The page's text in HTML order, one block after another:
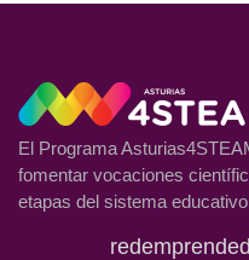
El Programa
fomentar vocaciones
etapas del sistema